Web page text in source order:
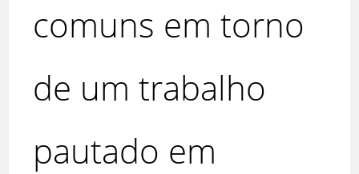
comuns em torno
de um trabalho
pautado em